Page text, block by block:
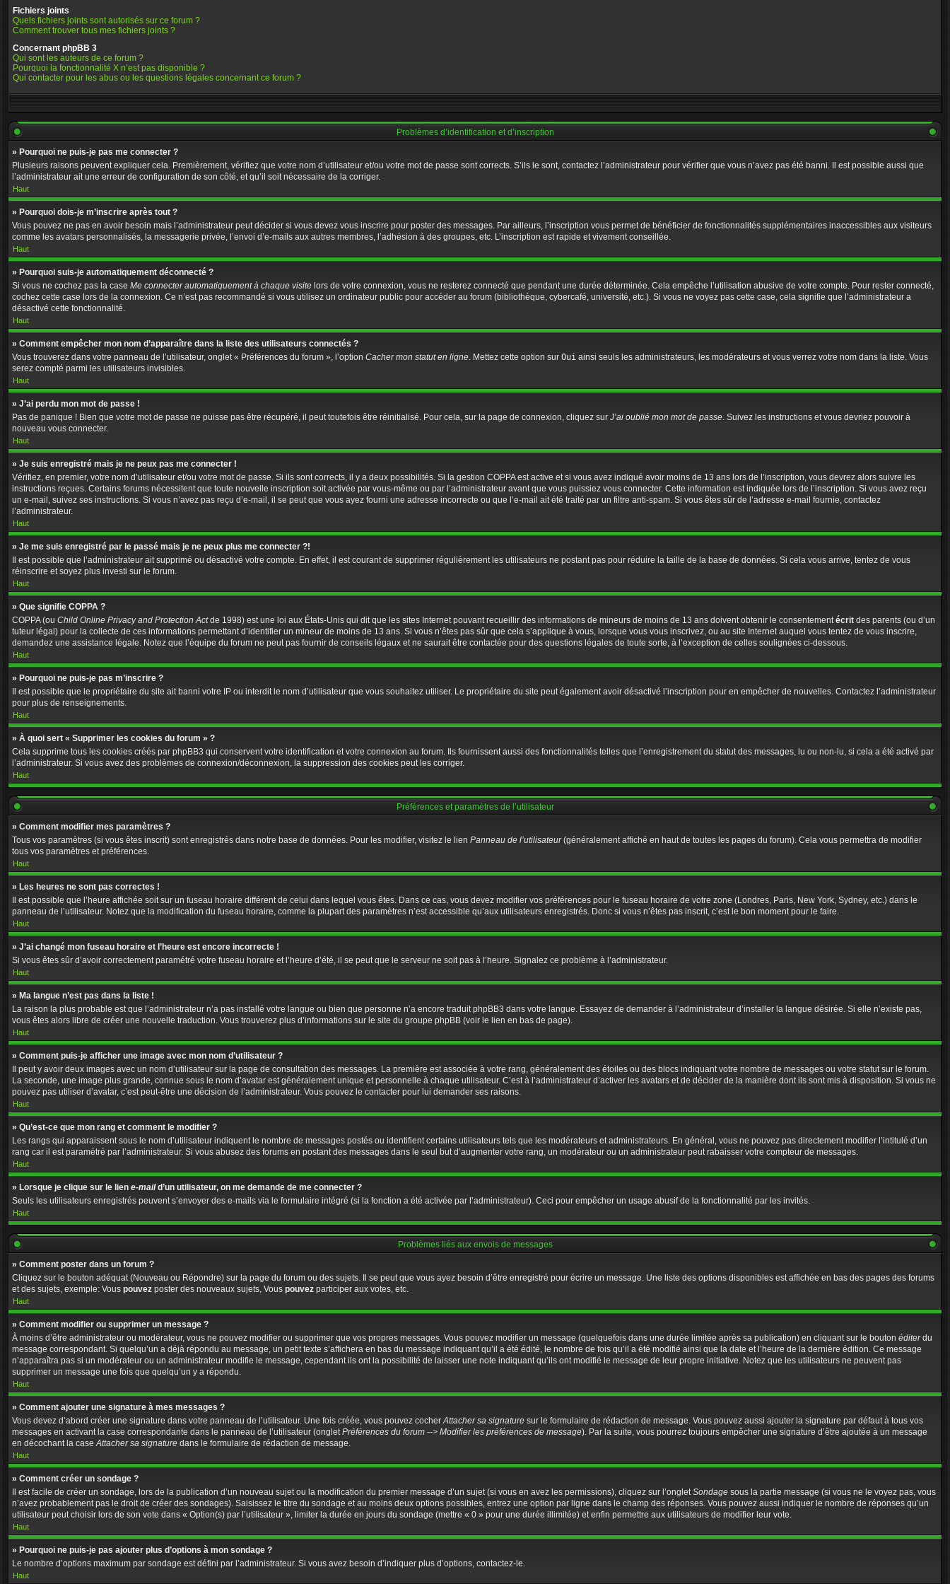
Fichiers joints
Quels fichiers joints sont autorisés sur ce forum ?
Comment trouver tous mes fichiers joints ?
Concernant phpBB 3
Qui sont les auteurs de ce forum ?
Pourquoi la fonctionnalité X n’est pas disponible ?
Qui contacter pour les abus ou les questions légales concernant ce forum ?
Problèmes d’identification et d’inscription
» Pourquoi ne puis-je pas me connecter ?
Plusieurs raisons peuvent expliquer cela. Premièrement, vérifiez que votre nom d’utilisateur et/ou votre mot de passe sont corrects. S’ils le sont, contactez l’administrateur pour vérifier que vous n’avez pas été banni. Il est possible aussi que
l’administrateur ait une erreur de configuration de son côté, et qu’il soit nécessaire de la corriger.
Haut
» Pourquoi dois-je m’inscrire après tout ?
Vous pouvez ne pas en avoir besoin mais l’administrateur peut décider si vous devez vous inscrire pour poster des messages. Par ailleurs, l’inscription vous permet de bénéficier de fonctionnalités supplémentaires inaccessibles aux visiteurs
comme les avatars personnalisés, la messagerie privée, l’envoi d’e-mails aux autres membres, l’adhésion à des groupes, etc. L’inscription est rapide et vivement conseillée.
Haut
» Pourquoi suis-je automatiquement déconnecté ?
Si vous ne cochez pas la case Me connecter automatiquement à chaque visite lors de votre connexion, vous ne resterez connecté que pendant une durée déterminée. Cela empêche l’utilisation abusive de votre compte. Pour rester connecté,
cochez cette case lors de la connexion. Ce n’est pas recommandé si vous utilisez un ordinateur public pour accéder au forum (bibliothèque, cybercafé, université, etc.). Si vous ne voyez pas cette case, cela signifie que l’administrateur a
désactivé cette fonctionnalité.
Haut
» Comment empêcher mon nom d’apparaître dans la liste des utilisateurs connectés ?
Vous trouverez dans votre panneau de l’utilisateur, onglet « Préférences du forum », l’option Cacher mon statut en ligne. Mettez cette option sur Oui ainsi seuls les administrateurs, les modérateurs et vous verrez votre nom dans la liste. Vous
serez compté parmi les utilisateurs invisibles.
Haut
» J’ai perdu mon mot de passe !
Pas de panique ! Bien que votre mot de passe ne puisse pas être récupéré, il peut toutefois être réinitialisé. Pour cela, sur la page de connexion, cliquez sur J’ai oublié mon mot de passe. Suivez les instructions et vous devriez pouvoir à
nouveau vous connecter.
Haut
» Je suis enregistré mais je ne peux pas me connecter !
Vérifiez, en premier, votre nom d’utilisateur et/ou votre mot de passe. Si ils sont corrects, il y a deux possibilités. Si la gestion COPPA est active et si vous avez indiqué avoir moins de 13 ans lors de l’inscription, vous devrez alors suivre les
instructions reçues. Certains forums nécessitent que toute nouvelle inscription soit activée par vous-même ou par l’administrateur avant que vous puissiez vous connecter. Cette information est indiquée lors de l’inscription. Si vous avez reçu
un e-mail, suivez ses instructions. Si vous n’avez pas reçu d’e-mail, il se peut que vous ayez fourni une adresse incorrecte ou que l’e-mail ait été traité par un filtre anti-spam. Si vous êtes sûr de l’adresse e-mail fournie, contactez
l’administrateur.
Haut
» Je me suis enregistré par le passé mais je ne peux plus me connecter ?!
Il est possible que l’administrateur ait supprimé ou désactivé votre compte. En effet, il est courant de supprimer régulièrement les utilisateurs ne postant pas pour réduire la taille de la base de données. Si cela vous arrive, tentez de vous
réinscrire et soyez plus investi sur le forum.
Haut
» Que signifie COPPA ?
COPPA (ou Child Online Privacy and Protection Actde 1998) est une loi aux États-Unis qui dit que les sites Internet pouvant recueillir des informations de mineurs de moins de 13 ans doivent obtenir le consentementécrit des parents (ou d’un
tuteur légal) pour la collecte de ces informations permettant d’identifier un mineur de moins de 13 ans. Si vous n’êtes pas sûr que cela s’applique à vous, lorsque vous vous inscrivez, ou au site Internet auquel vous tentez de vous inscrire,
demandez une assistance légale. Notez que l’équipe du forum ne peut pas fournir de conseils légaux et ne saurait être contactée pour des questions légales de toute sorte, à l’exception de celles soulignées ci-dessous.
Haut
» Pourquoi ne puis-je pas m’inscrire ?
Il est possible que le propriétaire du site ait banni votre IP ou interdit le nom d’utilisateur que vous souhaitez utiliser. Le propriétaire du site peut également avoir désactivé l’inscription pour en empêcher de nouvelles. Contactez l’administrateur
pour plus de renseignements.
Haut
» À quoi sert « Supprimer les cookies du forum » ?
Cela supprime tous les cookies créés par phpBB3 qui conservent votre identification et votre connexion au forum. Ils fournissent aussi des fonctionnalités telles que l’enregistrement du statut des messages, lu ou non-lu, si cela a été activé par
l’administrateur. Si vous avez des problèmes de connexion/déconnexion, la suppression des cookies peut les corriger.
Haut
Préférences et paramètres de l’utilisateur
» Comment modifier mes paramètres ?
Tous vos paramètres (si vous êtes inscrit) sont enregistrés dans notre base de données. Pour les modifier, visitez le lien Panneau de l’utilisateur(généralement affiché en haut de toutes les pages du forum). Cela vous permettra de modifier
tous vos paramètres et préférences.
Haut
» Les heures ne sont pas correctes !
Il est possible que l’heure affichée soit sur un fuseau horaire différent de celui dans lequel vous êtes. Dans ce cas, vous devez modifier vos préférences pour le fuseau horaire de votre zone (Londres, Paris, New York, Sydney, etc.) dans le
panneau de l’utilisateur. Notez que la modification du fuseau horaire, comme la plupart des paramètres n’est accessible qu’aux utilisateurs enregistrés. Donc si vous n’êtes pas inscrit, c’est le bon moment pour le faire.
Haut
» J’ai changé mon fuseau horaire et l’heure est encore incorrecte !
Si vous êtes sûr d’avoir correctement paramétré votre fuseau horaire et l’heure d’été, il se peut que le serveur ne soit pas à l’heure. Signalez ce problème à l’administrateur.
Haut
» Ma langue n’est pas dans la liste !
La raison la plus probable est que l’administrateur n’a pas installé votre langue ou bien que personne n’a encore traduit phpBB3 dans votre langue. Essayez de demander à l’administrateur d’installer la langue désirée. Si elle n’existe pas,
vous êtes alors libre de créer une nouvelle traduction. Vous trouverez plus d’informations sur le site du groupe phpBB (voir le lien en bas de page).
Haut
» Comment puis-je afficher une image avec mon nom d’utilisateur ?
Il peut y avoir deux images avec un nom d’utilisateur sur la page de consultation des messages. La première est associée à votre rang, généralement des étoiles ou des blocs indiquant votre nombre de messages ou votre statut sur le forum.
La seconde, une image plus grande, connue sous le nom d’avatar est généralement unique et personnelle à chaque utilisateur. C’est à l’administrateur d’activer les avatars et de décider de la manière dont ils sont mis à disposition. Si vous ne
pouvez pas utiliser d’avatar, c’est peut-être une décision de l’administrateur. Vous pouvez le contacter pour lui demander ses raisons.
Haut
» Qu’est-ce que mon rang et comment le modifier ?
Les rangs qui apparaissent sous le nom d’utilisateur indiquent le nombre de messages postés ou identifient certains utilisateurs tels que les modérateurs et administrateurs. En général, vous ne pouvez pas directement modifier l’intitulé d’un
rang car il est paramétré par l’administrateur. Si vous abusez des forums en postant des messages dans le seul but d’augmenter votre rang, un modérateur ou un administrateur peut rabaisser votre compteur de messages.
Haut
» Lorsque je clique sur le lien e-maild’un utilisateur, on me demande de me connecter ?
Seuls les utilisateurs enregistrés peuvent s’envoyer des e-mails via le formulaire intégré (si la fonction a été activée par l’administrateur). Ceci pour empêcher un usage abusif de la fonctionnalité par les invités.
Haut
Problèmes liés aux envois de messages
» Comment poster dans un forum ?
Cliquez sur le bouton adéquat (Nouveau ou Répondre) sur la page du forum ou des sujets. Il se peut que vous ayez besoin d’être enregistré pour écrire un message. Une liste des options disponibles est affichée en bas des pages des forums
et des sujets, exemple: Vous pouvez poster des nouveaux sujets, Vous pouvez participer aux votes, etc.
Haut
» Comment modifier ou supprimer un message ?
À moins d’être administrateur ou modérateur, vous ne pouvez modifier ou supprimer que vos propres messages. Vous pouvez modifier un message (quelquefois dans une durée limitée après sa publication) en cliquant sur le bouton éditerdu
message correspondant. Si quelqu’un a déjà répondu au message, un petit texte s’affichera en bas du message indiquant qu’il a été édité, le nombre de fois qu’il a été modifié ainsi que la date et l’heure de la dernière édition. Ce message
n’apparaîtra pas si un modérateur ou un administrateur modifie le message, cependant ils ont la possibilité de laisser une note indiquant qu’ils ont modifié le message de leur propre initiative. Notez que les utilisateurs ne peuvent pas
supprimer un message une fois que quelqu’un y a répondu.
Haut
» Comment ajouter une signature à mes messages ?
Vous devez d’abord créer une signature dans votre panneau de l’utilisateur. Une fois créée, vous pouvez cocherAttacher sa signature sur le formulaire de rédaction de message. Vous pouvez aussi ajouter la signature par défaut à tous vos
messages en activant la case correspondante dans le panneau de l’utilisateur (ongletPréférences du forum --> Modifier les préférences de message). Par la suite, vous pourrez toujours empêcher une signature d’être ajoutée à un message
en décochant la caseAttacher sa signature dans le formulaire de rédaction de message.
Haut
» Comment créer un sondage ?
Il est facile de créer un sondage, lors de la publication d’un nouveau sujet ou la modification du premier message d’un sujet (si vous en avez les permissions), cliquez sur l’ongletSondage sous la partie message (si vous ne le voyez pas, vous
n’avez probablement pas le droit de créer des sondages). Saisissez le titre du sondage et au moins deux options possibles, entrez une option par ligne dans le champ des réponses. Vous pouvez aussi indiquer le nombre de réponses qu’un
utilisateur peut choisir lors de son vote dans « Option(s) par l’utilisateur », limiter la durée en jours du sondage (mettre « 0 » pour une durée illimitée) et enfin permettre aux utilisateurs de modifier leur vote.
Haut
» Pourquoi ne puis-je pas ajouter plus d’options à mon sondage ?
Le nombre d’options maximum par sondage est défini par l’administrateur. Si vous avez besoin d’indiquer plus d’options, contactez-le.
Haut